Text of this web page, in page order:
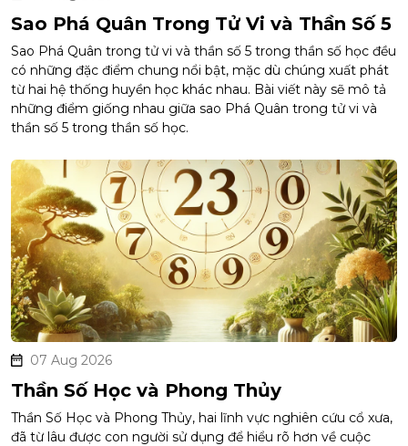
Sao Phá Quân Trong Tử Vi và Thần Số 5
Sao Phá Quân trong tử vi và thần số 5 trong thần số học đều
có những đặc điểm chung nổi bật, mặc dù chúng xuất phát
từ hai hệ thống huyền học khác nhau. Bài viết này sẽ mô tả
những điểm giống nhau giữa sao Phá Quân trong tử vi và
thần số 5 trong thần số học.
07 Aug 2026
Thần Số Học và Phong Thủy
Thần Số Học và Phong Thủy, hai lĩnh vực nghiên cứu cổ xưa,
đã từ lâu được con người sử dụng để hiểu rõ hơn về cuộc